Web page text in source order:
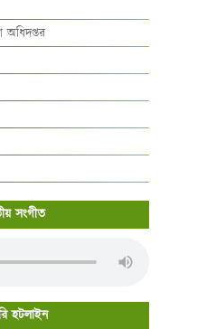
অধিদপ্তর
সংগীত
হটলাইন